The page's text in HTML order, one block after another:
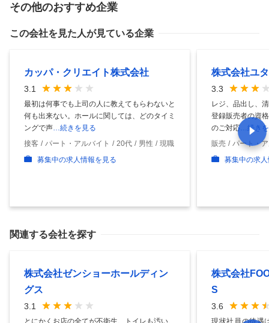
その他のおすすめ企業
この会社を見た人が見ている企業
カッパ・クリエイト株式会社
3.1
最初は何事でも上司の人に教えてもらわないと
何も出来ない。ホールに関しては、どのタイミ
ングで声 …続きを見る
接客
パート・アルバイト 20代 男性
現職
募集中の求人情報を見る
株式会社ユ
3.3
レジ、品出し、
登録販売者の資
のご対応 …続き
販売
パート・
募集中の求
関連する会社を探す
株式会社ゼンショーホールディン
グス
3.1
とにかくお店の全てが不衛生、トイレも汚い、
株式会社
S
3.6
現状社員の待遇